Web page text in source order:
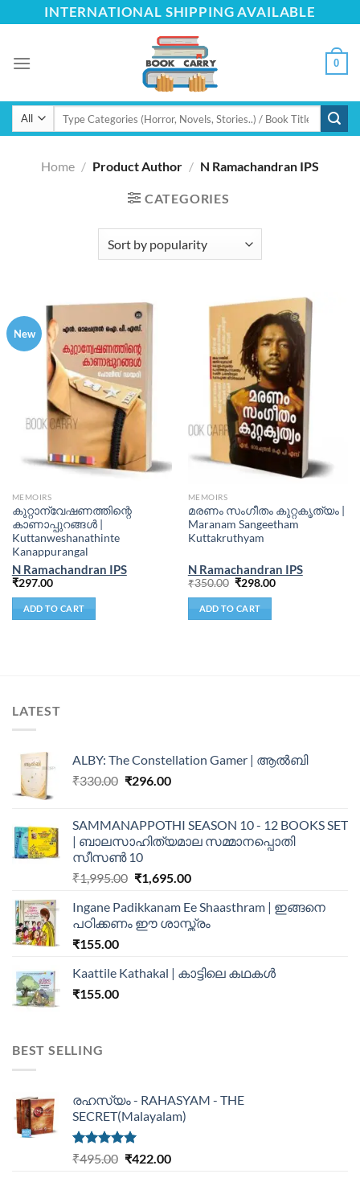
to
INTERNATIONAL SHIPPING AVAILABLE
0
Search
Home / Product Author / N Ramachandran IPS
CATEGORIES
New
MEMOIRS
കുറ്റാന്വേഷണത്തിന്റെ
കാണാപ്പുറങ്ങൾ |
Kuttanweshanathinte
Kanappurangal
N Ramachandran IPS
₹297.00
ADD TO CART
MEMOIRS
മരണം സംഗീതം കുറ്റകൃത്യം |
Maranam Sangeetham
Kuttakruthyam
N Ramachandran IPS
₹350.00 ₹298.00
ADD TO CART
LATEST
ALBY: The Constellation Gamer | ആൽബി
₹330.00 ₹296.00
SAMMANAPPOTHI SEASON 10 - 12 BOOKS SET
| ബാലസാഹിത്യമാല സമ്മാനപ്പൊതി
സീസൺ 10
₹1,995.00 ₹1,695.00
Ingane Padikkanam Ee Shaasthram | ഇങ്ങനെ
പഠിക്കണം ഈ ശാസ്ത്രം
₹155.00
Kaattile Kathakal | കാട്ടിലെ കഥകള്‍
₹155.00
BEST SELLING
രഹസ്യം - RAHASYAM - THE
SECRET(Malayalam)
Rated5.00
₹495.00 ₹422.00